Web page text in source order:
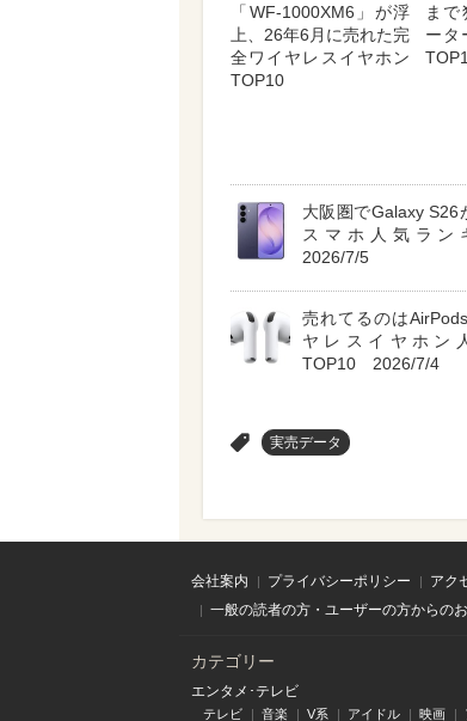
「WF-1000XM6」が浮
上、26年6月に売れた完
全ワイヤレスイヤホン
TOP10
ま
ータ
大阪圏でGalaxy
スマホ人気ラン
2026/7/5
売れてるのは
ヤレスイヤホン
TOP10 2026/7/4
実売データ
会社案内 プライバシーポリシー アク
一般の読者の方・ユーザーの方からの
カテゴリー
エンタメ･テレビ
テレビ 音楽 V系 アイドル 映画